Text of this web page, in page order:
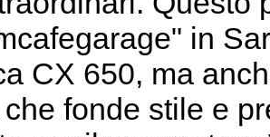
in
CX 650, ma
fonde stile e